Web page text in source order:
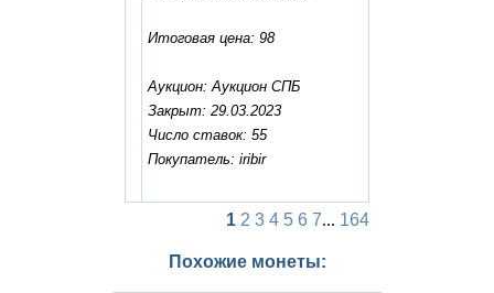
Итоговая цена: 98
Аукцион: Аукцион СПБ
Закрыт: 29.03.2023
Число ставок: 55
Покупатель: iribir
1 2 3 4 5 6 7... 164
Похожие монеты: